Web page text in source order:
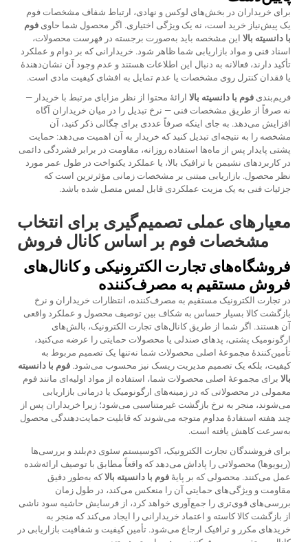
برای خریداران در بخش‌های لوکس و نهادی، ارتباط شفاف مشخصات فوم
یک پیش‌نیاز خرید است، نه یک ویژگی اختیاری. اگر محصول شما حاوی فوم
با دانسیته بالا این مشخصه باید به‌صورت برجسته در فهرست محصولات،
اسناد فنی و مواد بازاریابی شما ظاهر شود. خریدارانی که بر دوام و عملکرد
تأکید دارند، فعالانه به دنبال این اطلاعات هستند و عدم وجود آن نشان‌دهندهٔ
یا فقدان کنترل روی مشخصات یا عدم تمایل به افشای کیفیت مادی است.
فریم‌بندی فوم با دانسیته بالا ارائهٔ محتوا از نظر مزایای مرتبط با خریدار —
نه صرفاً از طریق مشخصات فنی — نرخ تبدیل را در میان خریداران آگاه
افزایش می‌دهد. به جای اینکه صرفاً عددی برای چگالی ذکر کنید، آن
مشخصه را به نتیجه‌ای تبدیل کنید که خریدار به آن اهمیت می‌دهد: حمایت
پشتی پایدار پس از ماه‌ها استفاده روزانه، مقاومت در برابر فشردگی دائمی
در کاربردهای نشیمن با ترافیک بالا، یا عملکرد یکنواخت در طول عمر مورد
نظر محصول. بازاریابی مبتنی بر مشخصات زمانی مؤثرترین است که
جزئیات فنی به یک مزیت عملکردی قابل لمس متصل شده باشد.
معیارهای عملی تصمیم‌گیری برای انتخاب
مشخصات فوم بر اساس کانال فروش
فروشگاه‌های تجارت الکترونیکی و کانال‌های
فروش مستقیم به مصرف‌کننده
در تجارت الکترونیک مستقیم به مصرف‌کننده، انتظارات خریداران و نرخ
بازگشت کالا بسیار حساس به شکاف بین توصیف محصول و عملکرد واقعی
آن هستند. اگر شما از طریق کانال‌های تجارت الکترونیک، بالش‌های
ارگونومیک پشتی، پدهای صندلی یا محصولات حمایتی را عرضه می‌کنید،
تأمین‌کنندهٔ مجموعهٔ اصلی محصولات شما نه‌تنها یک تصمیم مربوط به
کیفیت، بلکه یک تصمیم مدیریت ریسک نیز محسوب می‌شود. فوم با دانسیته
بالا برای مجموعهٔ اصلی محصولات شما، استفاده از مواد اولیه‌ای مانند فوم
معمولی در محصولاتی که در زمینه‌های ارگونومیک یا درمانی بازاریابی
می‌شوند، منجر به نرخ بازگشت غیرمتناسبی می‌شود؛ زیرا خریداران پس از
چند هفته استفادهٔ مداوم متوجه می‌شوند که قابلیت حمایت‌دهندگی محصول
به‌سرعت کاهش یافته است.
برای فروشندگان تجارت الکترونیک، اکوسیستم سئوی دم‌بلند و بررسی‌ها
(ریویوها) محصولاتی را پاداش می‌دهد که واقعاً مطابق با توصیف ارائه‌شده
عمل می‌کنند. محصولی که بر پایهٔ فوم با دانسیته بالاکه به‌طور دقیق
مقاومت و ویژگی‌های حمایتی آن را منعکس می‌کند، در طول زمان
بررسی‌های قوی‌تری را جمع‌آوری خواهد کرد، از فرسایش حاشیه سود ناشی
از بازگشت کالا کاسته و اعتماد خریدارانی را ایجاد می‌کند که منجر به
خریدهای مکرر و ترافیک ارجاع می‌شود. تأمین کیفیت و شفافیت بازاریابی در